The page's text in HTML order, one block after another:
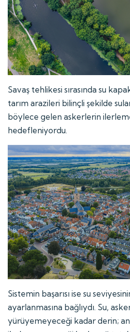
Savaş tehlikesi sırasında su
tarım arazileri bilinçli şekilde
böylece gelen askerlerin
hedefleniyordu.
Sistemin başarısı ise su
ayarlanmasına bağlıydı. Su,
yürüyemeyeceği kadar derin;